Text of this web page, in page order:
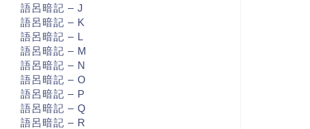
語呂暗記 – J
語呂暗記 – K
語呂暗記 – L
語呂暗記 – M
語呂暗記 – N
語呂暗記 – O
語呂暗記 – P
語呂暗記 – Q
語呂暗記 – R